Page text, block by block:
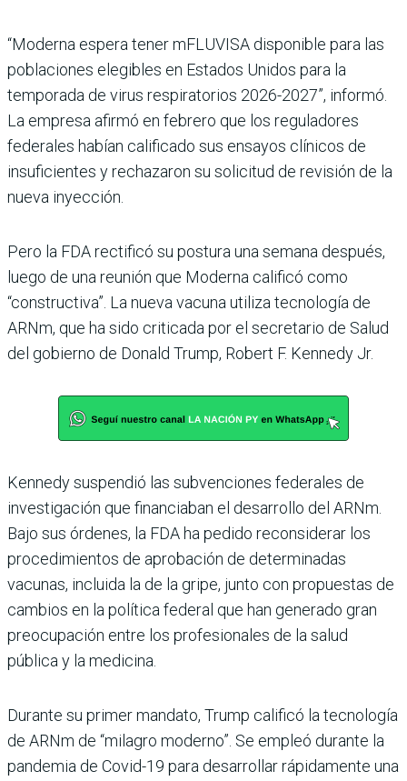
“Moderna espera tener mFLUVISA disponible para las
poblaciones elegibles en Estados Unidos para la
temporada de virus respiratorios 2026-2027”, informó.
La empresa afirmó en febrero que los reguladores
federales habían calificado sus ensayos clínicos de
insuficientes y rechazaron su solicitud de revisión de la
nueva inyección.
Pero la FDA rectificó su postura una semana después,
luego de una reunión que Moderna calificó como
“constructiva”. La nueva vacuna utiliza tecnología de
ARNm, que ha sido criticada por el secretario de Salud
del gobierno de Donald Trump, Robert F. Kennedy Jr.
Kennedy suspendió las subvenciones federales de
investigación que financiaban el desarrollo del ARNm.
Bajo sus órdenes, la FDA ha pedido reconsiderar los
procedimientos de aprobación de determinadas
vacunas, incluida la de la gripe, junto con propuestas de
cambios en la política federal que han generado gran
preocupación entre los profesionales de la salud
pública y la medicina.
Durante su primer mandato, Trump calificó la tecnología
de ARNm de “milagro moderno”. Se empleó durante la
pandemia de Covid-19 para desarrollar rápidamente una